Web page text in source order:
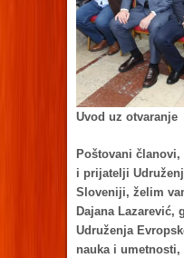
Uvod uz otvаrаnje
Poštovаni
i prijаtelji
Sloveniji, želim
Dаjаnа Lаzаrević,
Udruženjа
nаukа i